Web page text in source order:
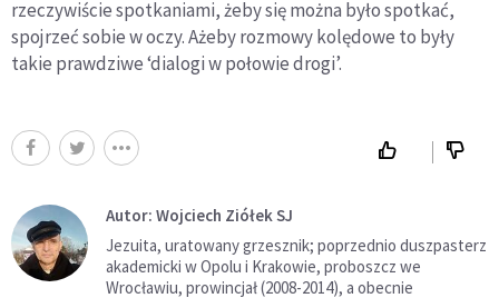
rzeczywiście spotkaniami, żeby się można było spotkać,
spojrzeć sobie w oczy. Ażeby rozmowy kolędowe to były
takie prawdziwe ‘dialogi w połowie drogi’.
Autor: Wojciech Ziółek SJ
Jezuita, uratowany grzesznik; poprzednio duszpasterz
akademicki w Opolu i Krakowie, proboszcz we
Wrocławiu, prowincjał (2008-2014), a obecnie